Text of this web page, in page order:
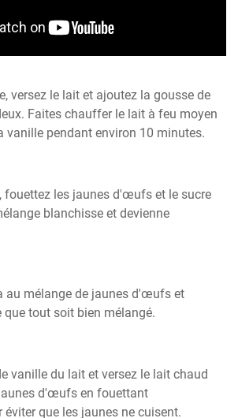
versez le lait et ajoutez la gousse de
Faites chauffer le lait à feu moyen
vanille pendant environ 10 minutes.
fouettez les jaunes d'œufs et le sucre
blanchisse et devienne
au mélange de jaunes d'œufs et
tout soit bien mélangé.
vanille du lait et versez le lait chaud
d'œufs en fouettant
que les jaunes ne cuisent.